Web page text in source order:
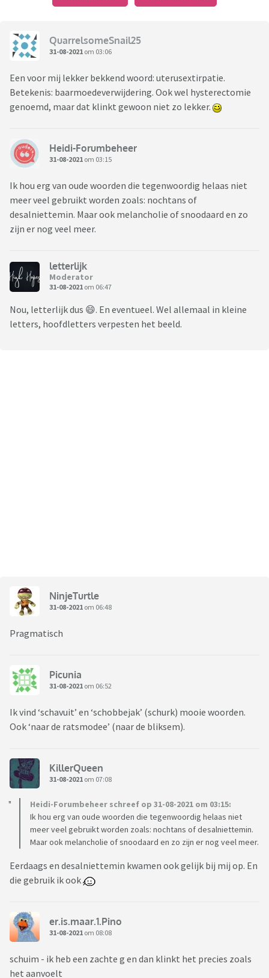
QuarrelsomeSnail25
31-08-2021 om 03:06
Een voor mij lekker bekkend woord: uterusextirpatie.
Betekenis: baarmoedeverwijdering. Ook wel hysterectomie
genoemd, maar dat klinkt gewoon niet zo lekker.
Heidi-Forumbeheer
31-08-2021 om 03:15
Ik hou erg van oude woorden die tegenwoordig helaas niet
meer veel gebruikt worden zoals: nochtans of
desalniettemin. Maar ook melancholie of snoodaard en zo
zijn er nog veel meer.
letterlijk
Moderator
31-08-2021 om 06:47
Nou, letterlijk dus 😄. En eventueel. Wel allemaal in kleine
letters, hoofdletters verpesten het beeld.
NinjeTurtle
31-08-2021 om 06:48
Pragmatisch
Picunia
31-08-2021 om 06:52
Ik vind ‘schavuit’ en ‘schobbejak’ (schurk) mooie woorden.
Ook ‘naar de ratsmodee’ (naar de bliksem).
KillerQueen
31-08-2021 om 07:08
Heidi-Forumbeheer schreef op 31-08-2021 om 03:15:
Ik hou erg van oude woorden die tegenwoordig helaas niet
meer veel gebruikt worden zoals: nochtans of desalniettemin.
Maar ook melancholie of snoodaard en zo zijn er nog veel meer.
Eerdaags en desalniettemin kwamen ook gelijk bij mij op. En
die gebruik ik ook
er.is.maar.1.Pino
31-08-2021 om 08:08
schuim - ik heb een zachte g en dan klinkt het precies zoals
het aanvoelt